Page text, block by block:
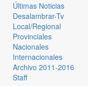
Últimas Noticias
Desalambrar-Tv
Local/Regional
Provinciales
Nacionales
Internacionales
Archivo 2011-2016
Staff